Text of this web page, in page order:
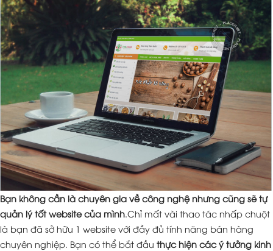
Bạn không cần là chuyên gia về công nghệ nhưng cũng sẽ tự
quản lý tốt website của mình.Chỉ mất vài thao tác nhấp chuột
là bạn đã sở hữu 1 website với đầy đủ tính năng bán hàng
chuyên nghiệp. Bạn có thể bắt đầu thực hiện các ý tưởng kinh